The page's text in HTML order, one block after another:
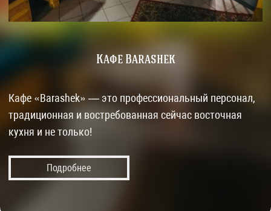
Кафе Barashek
Кафе «Barashek» — это профессиональный персонал,
традиционная и востребованная сейчас восточная
кухня и не только!
Подробнее